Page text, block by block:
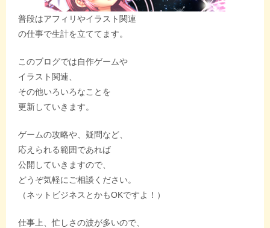
普段はアフィリやイラスト関連
の仕事で生計を立ててます。
このブログでは自作ゲームや
イラスト関連、
その他いろいろなことを
更新していきます。
ゲームの攻略や、疑問など、
応えられる範囲であれば
公開していきますので、
どうぞ気軽にご相談ください。
（ネットビジネスとかもOKですよ！）
仕事上、忙しさの波が多いので、